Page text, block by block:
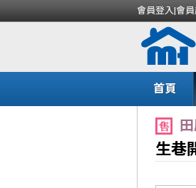
會員登入|會
首頁
生巷